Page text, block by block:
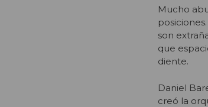
Mucho
son
que
diente.
Daniel
creó la